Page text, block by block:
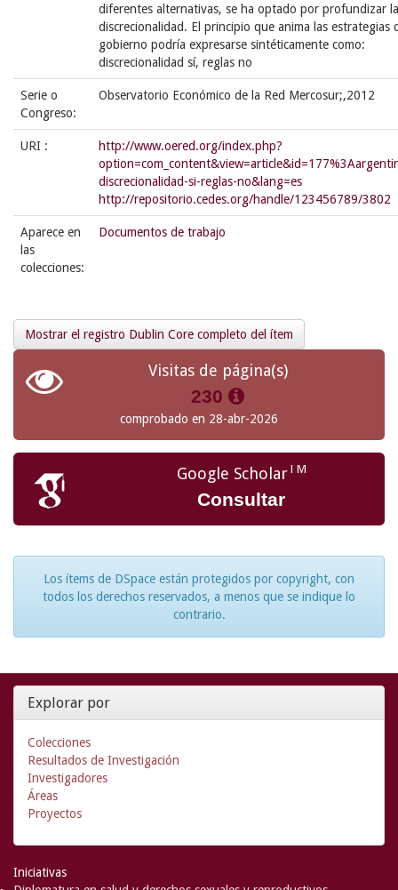
diferentes alternativas, se ha optado por profundizar la
discrecionalidad. El principio que anima las estrategias
gobierno podría expresarse sintéticamente como:
discrecionalidad sí, reglas no
Serie o
Congreso:
Observatorio Económico de la Red Mercosur;,2012
URI :
http://www.oered.org/index.php?
discrecionalidad-si-reglas-no&lang=es
http://repositorio.cedes.org/handle/123456789/3802
Aparece en
las
colecciones:
Documentos de trabajo
Mostrar el registro Dublin Core completo del ítem
Visitas de página(s)
230
comprobado en 28-abr-2026
Google ScholarTM
Consultar
Los ítems de DSpace están protegidos por copyright, con
todos los derechos reservados, a menos que se indique lo
contrario.
Explorar por
Colecciones
Resultados de Investigación
Investigadores
Áreas
Proyectos
Iniciativas